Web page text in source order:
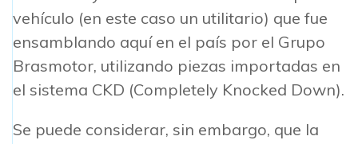
vehículo (en este caso un utilitario) que fue
ensamblando aquí en el país por el Grupo
Brasmotor, utilizando piezas importadas en
el sistema CKD (Completely Knocked Down).
Se puede considerar, sin embargo, que la